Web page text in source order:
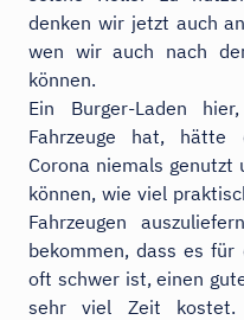
denken wir jetzt auch
wen wir auch nach
können.
Ein Burger-Laden
Fahrzeuge hat, hätte
Corona niemals
können, wie viel
Fahrzeugen
bekommen, dass es
oft schwer ist, einen
sehr viel Zeit